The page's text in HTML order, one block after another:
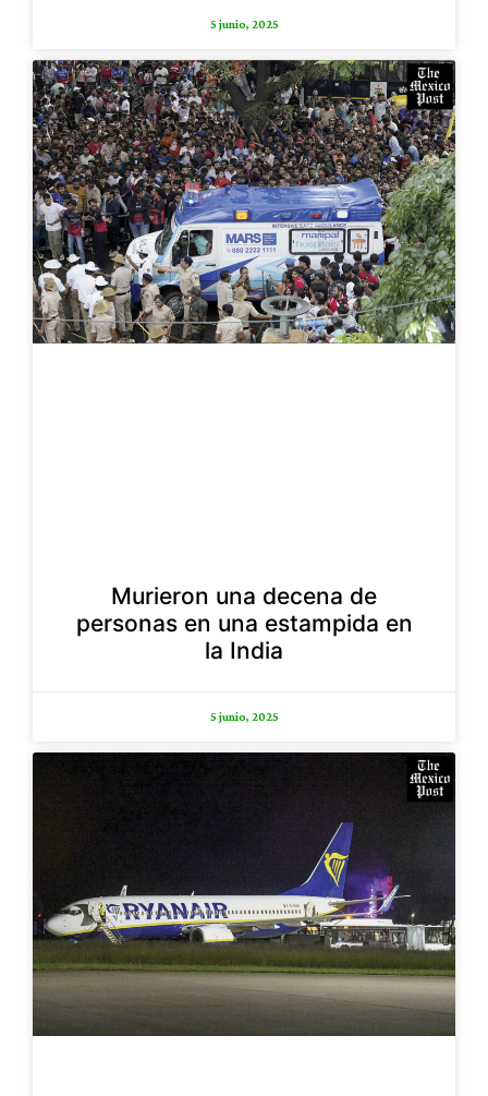
5 junio, 2025
Murieron una decena de
personas en una estampida en
la India
5 junio, 2025